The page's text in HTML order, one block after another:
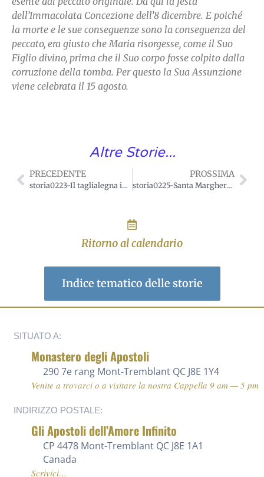
dell’Immacolata Concezione dell’8 dicembre. E poiché
la morte e le sue conseguenze sono la conseguenza del
peccato, era giusto che Maria risorgesse, come il Suo
Figlio divino, prima che il Suo corpo fosse colpito dalla
corruzione della tomba. Per questo la Sua Assunzione
viene celebrata il 15 agosto.
Altre Storie...
PRECEDENTE
storia0223-Il taglialegna in cielo.
PROSSIMA
storia0225-Santa Margherita testimonia la divinità di Gesù Cristo.
Ritorno al calendario
Indice tematico delle storie
SITUATO A:
Monastero degli Apostoli
290 7e rang Mont-Tremblant QC J8E 1Y4
Venite a trovarci o a visitare la nostra Cappella 9 am — 5 pm
INDIRIZZO POSTALE:
Gli Apostoli dell’Amore Infinito
CP 4478 Mont-Tremblant QC J8E 1A1
Canada
Scrivici…